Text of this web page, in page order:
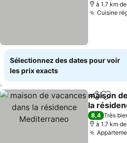
à 1.7 km
Cuisine
Sélectionnez des dates pour voir
les prix exacts
Partager
maison
la
Consulter
8,4 Très
à 1.7 km